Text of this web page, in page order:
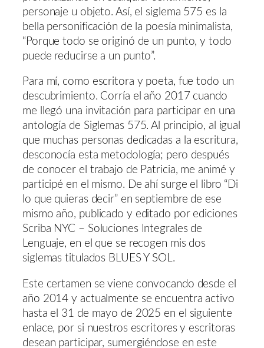
personaje u objeto. Así, el siglema 575 es la
bella personificación de la poesía minimalista,
“Porque todo se originó de un punto, y todo
puede reducirse a un punto”.
Para mí, como escritora y poeta, fue todo un
descubrimiento. Corría el año 2017 cuando
me llegó una invitación para participar en una
antología de Siglemas 575. Al principio, al igual
que muchas personas dedicadas a la escritura,
desconocía esta metodología; pero después
de conocer el trabajo de Patricia, me animé y
participé en el mismo. De ahí surge el libro “Di
lo que quieras decir” en septiembre de ese
mismo año, publicado y editado por ediciones
Scriba NYC – Soluciones Integrales de
Lenguaje, en el que se recogen mis dos
siglemas titulados BLUES Y SOL.
Este certamen se viene convocando desde el
año 2014 y actualmente se encuentra activo
hasta el 31 de mayo de 2025 en el siguiente
enlace, por si nuestros escritores y escritoras
desean participar, sumergiéndose en este